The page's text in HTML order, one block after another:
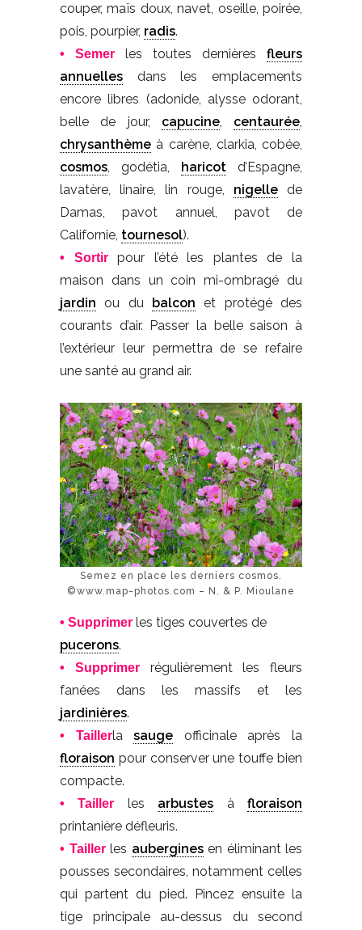
couper, maïs doux, navet, oseille, poirée,
pois, pourpier, radis.
• Semer les toutes dernières fleurs
annuelles dans les emplacements
encore libres (adonide, alysse odorant,
belle de jour, capucine, centaurée
chrysanthème à carène, clarkia, cobée,
cosmos , godétia, haricot d’Espagne,
lavatère, linaire, lin rouge, nigellede
Damas, pavot annuel, pavot de
Californie, tournesol).
• Sortirpour l’été les plantes de la
maison dans un coin mi-ombragé du
jardin ou du balcon et protégé des
courants d’air. Passer la belle saison à
l’extérieur leur permettra de se refaire
une santé au grand air.
Semez en place les derniers cosmos.
©www.map-photos.com – N. & P. Mioulane
• Supprimer les tiges couvertes de
pucerons.
• Supprimerrégulièrement les fleurs
fanées dans les massifs et les
jardinières.
• Taillerlasauge officinale après la
floraison pour conserver une touffe bien
compacte.
• Tailler les arbustes àfloraison
printanière défleuris.
• Taillerles auberginesen éliminant les
pousses secondaires, notamment celles
qui partent du pied. Pincez ensuite la
tige principale au-dessus du second